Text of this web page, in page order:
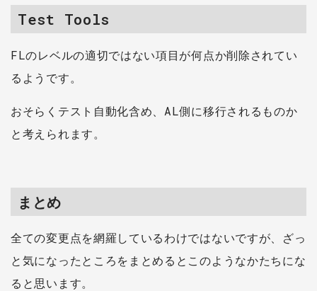
Test Tools
FLのレベルの適切ではない項目が何点か削除されてい
るようです。
おそらくテスト自動化含め、AL側に移行されるものか
と考えられます。
まとめ
全ての変更点を網羅しているわけではないですが、ざっ
と気になったところをまとめるとこのようなかたちにな
ると思います。